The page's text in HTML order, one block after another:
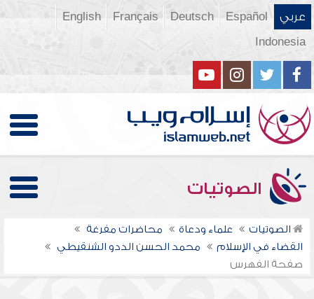
عربي Español
Deutsch
Français
English
Indonesia
الصوتيات
الصوتيات علماء ودعاة
محاضرات مفرغة
القضاء في الإسلام
محمد الحسن الددو الشنقيطي
صفحة الفهرس